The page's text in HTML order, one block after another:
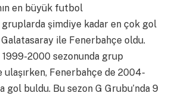
en büyük futbol
şimdiye kadar en çok gol
ile Fenerbahçe oldu.
1999-2000 sezonunda grup
ulaşırken, Fenerbahçe de 2004-
gol buldu. Bu sezon G Grubu’nda 9